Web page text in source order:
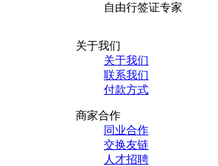
自由行签证专家
关于我们
关于我们
联系我们
付款方式
商家合作
同业合作
交换友链
人才招聘